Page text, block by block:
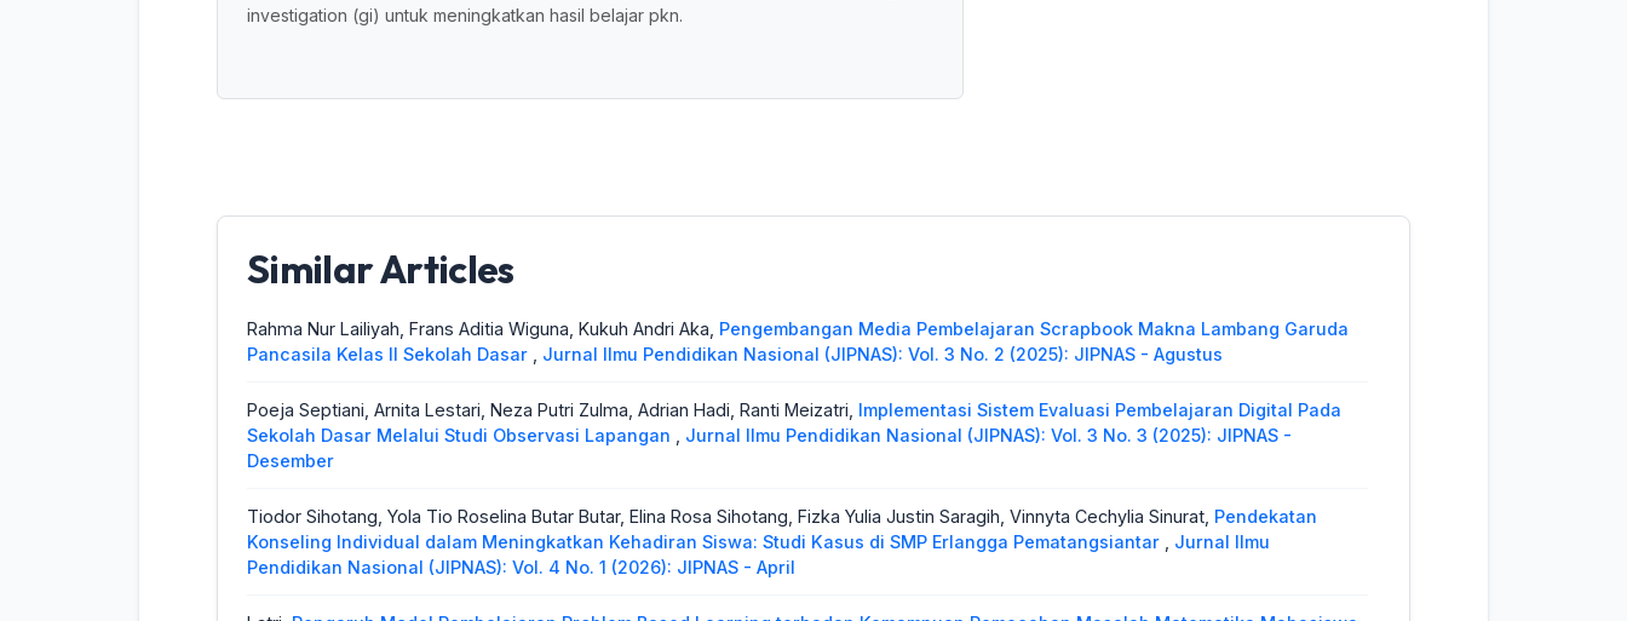
investigation (gi) untuk meningkatkan hasil belajar pkn.
Similar Articles
Rahma Nur Lailiyah, Frans Aditia Wiguna, Kukuh Andri Aka, Pengembangan Media Pembelajaran Scrapbook Makna Lambang Garuda
Pancasila Kelas II Sekolah Dasar
Jurnal Ilmu Pendidikan Nasional (JIPNAS): Vol. 3 No. 2 (2025): JIPNAS - Agustus
Poeja Septiani, Arnita Lestari, Neza Putri Zulma, Adrian Hadi, Ranti Meizatri, Implementasi Sistem Evaluasi Pembelajaran Digital Pada
Sekolah Dasar Melalui Studi Observasi Lapangan
Jurnal Ilmu Pendidikan Nasional (JIPNAS): Vol. 3 No. 3 (2025): JIPNAS -
Desember
Tiodor Sihotang, Yola Tio Roselina Butar Butar, Elina Rosa Sihotang, Fizka Yulia Justin Saragih, Vinnyta Cechylia Sinurat, Pendekatan
Konseling Individual dalam Meningkatkan Kehadiran Siswa: Studi Kasus di SMP Erlangga Pematangsiantar
Jurnal Ilmu
Pendidikan Nasional (JIPNAS): Vol. 4 No. 1 (2026): JIPNAS - April